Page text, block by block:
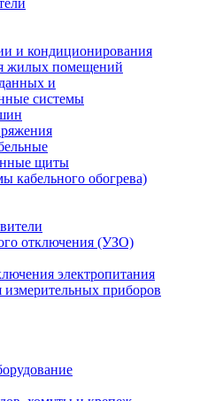
и кондиционирования
жилых помещений
и
системы
щиты
кабельного обогрева)
отключения (УЗО)
электропитания
приборов